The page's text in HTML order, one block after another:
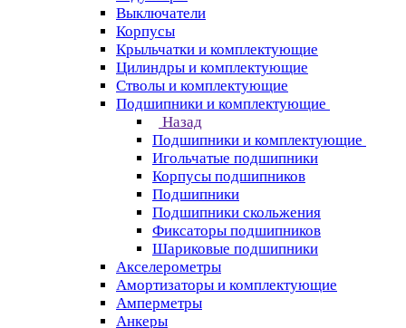
Выключатели
Корпусы
Крыльчатки и комплектующие
Цилиндры и комплектующие
Стволы и комплектующие
Подшипники и комплектующие
Назад
Подшипники и комплектующие
Игольчатые подшипники
Корпусы подшипников
Подшипники
Подшипники скольжения
Фиксаторы подшипников
Шариковые подшипники
Акселерометры
Амортизаторы и комплектующие
Амперметры
Анкеры